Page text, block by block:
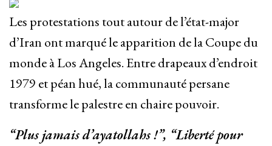
Les protestations tout autour de l’état-major
d’Iran ont marqué le apparition de la Coupe du
monde à Los Angeles. Entre drapeaux d’endroit
1979 et péan hué, la communauté persane
transforme le palestre en chaire pouvoir.
“Plus jamais d’ayatollahs !”, “Liberté pour